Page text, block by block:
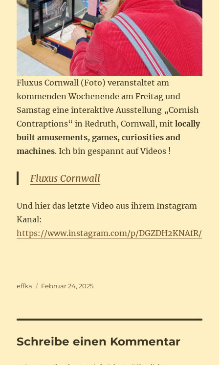
Fluxus Cornwall (Foto) veranstaltet am
kommenden Wochenende am Freitag und
Samstag eine interaktive Ausstellung „Cornish
Contraptions“ in Redruth, Cornwall, mitlocally
built amusements, games, curiosities and
machines. Ich bin gespannt auf Videos !
Fluxus Cornwall
Und hier das letzte Video aus ihrem Instagram
Kanal:
https://www.instagram.com/p/DGZDH2KNAfR/
Autor
effka
Veröffentlicht
Februar 24, 2025
Schreibe einen Kommentar